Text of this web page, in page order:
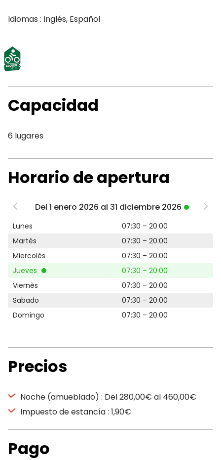
Idiomas : Inglés, Español
Capacidad
6 lugares
Horario de apertura
Del 1 enero 2026 al 31 diciembre 2026
Lunes
07:30 – 20:00
Martès
07:30 – 20:00
Miercolès
07:30 – 20:00
Jueves
07:30 – 20:00
Viernès
07:30 – 20:00
Sabado
07:30 – 20:00
Domingo
07:30 – 20:00
Precios
Noche (amueblado) : Del 280,00€ al 460,00€
Impuesto de estancía : 1,90€
Pago